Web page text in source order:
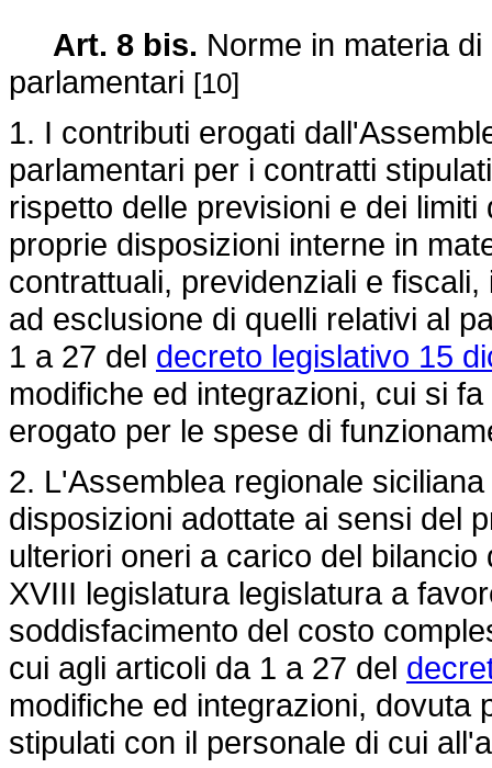
Art. 8 bis. Norme in materia
parlamentari [10]
1. I contributi erogati
parlamentari per i contratti
rispetto delle previsioni e dei
proprie disposizioni interne in
contrattuali, previdenziali e
ad esclusione di quelli relativi al
1 a 27 del decreto legislativo 15
modifiche ed integrazioni, cui si
erogato per le spese di
2. L'Assemblea regionale
disposizioni adottate ai sensi del
ulteriori oneri a carico del
XVIII legislatura legislatura a
soddisfacimento del costo
cui agli articoli da 1 a 27 del
modifiche ed integrazioni, dovuta
stipulati con il personale di cui